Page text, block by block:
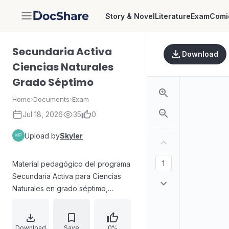
DocShare Story & NovelLiteratureExam
Secundaria Activa
Ciencias Naturales
Grado Séptimo
Home›Documents›Exam
Jul 18, 2026 35 0
Upload bySkyler
Material pedagógico del programa
Secundaria Activa para Ciencias
Naturales en grado séptimo,
Educación Nacional. Presenta la
actualización y cualificación del
Download Save 0%
Download